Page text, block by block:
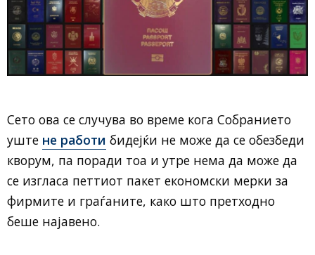
Сето ова се случува во време кога Собранието
уште не работи бидејќи не може да се обезбеди
кворум, па поради тоа и утре нема да може да
се изгласа петтиот пакет економски мерки за
фирмите и граѓаните, како што претходно
беше најавено.